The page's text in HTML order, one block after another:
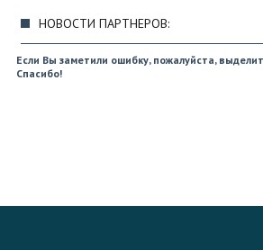
НОВОСТИ ПАРТНЕРОВ:
Если Вы заметили ошибку, пожалуйста,
Спасибо!